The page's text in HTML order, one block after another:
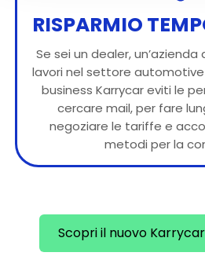
RISPARMIO
Se sei un dealer,
lavori nel settore automotive
business Karrycar eviti le
cercare mail, per fare
negoziare le tariffe e
metodi per la
Scopri il nuovo